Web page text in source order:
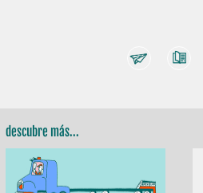
descubre más...